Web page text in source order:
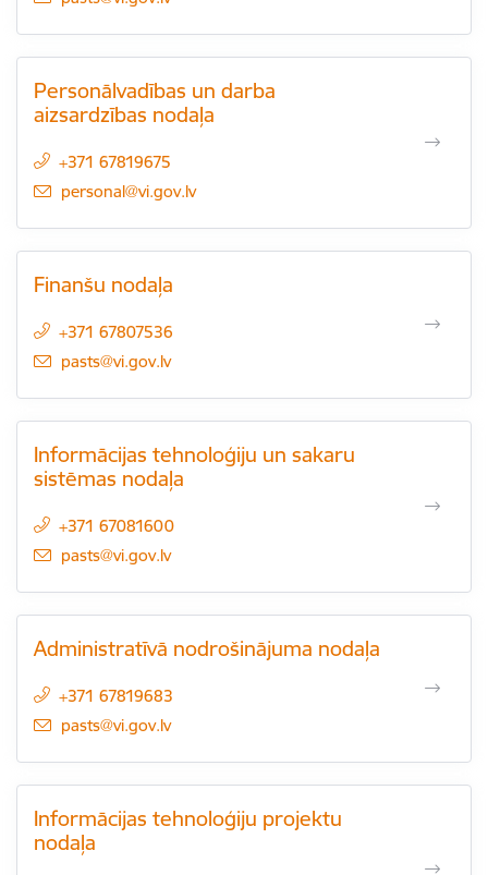
Personālvadības un darba
aizsardzības nodaļa
+371 67819675
E-pasts:
personal@vi.gov.lv
Finanšu nodaļa
+371 67807536
E-pasts:
pasts@vi.gov.lv
Informācijas tehnoloģiju un sakaru
sistēmas nodaļa
+371 67081600
E-pasts:
pasts@vi.gov.lv
Administratīvā nodrošinājuma nodaļa
+371 67819683
E-pasts:
pasts@vi.gov.lv
Informācijas tehnoloģiju projektu
nodaļa